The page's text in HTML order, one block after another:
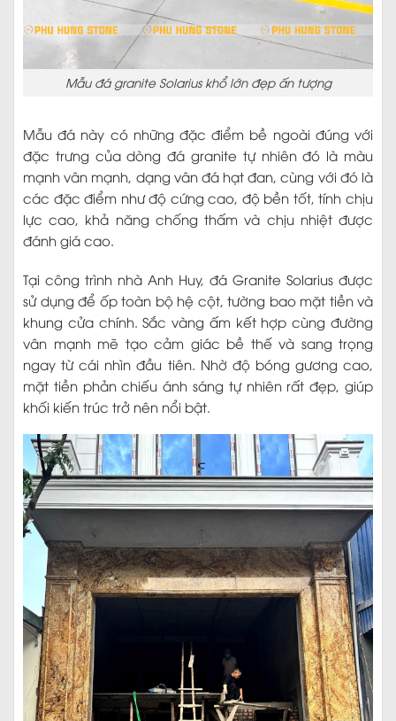
Mẫu đá granite Solarius khổ lớn đẹp ấn tượng
Mẫu đá này có những đặc điểm bề ngoài đúng với
đặc trưng của dòng đá granite tự nhiên đó là màu
các đặc điểm như độ cứng cao, độ bền tốt, tính chịu
lực cao, khả năng chống thấm và chịu nhiệt được
đánh giá cao.
Tại công trình nhà Anh Huy, đá Granite Solarius được
sử dụng để ốp toàn bộ hệ cột, tường bao mặt tiền và
khung cửa chính. Sắc vàng ấm kết hợp cùng đường
ngay từ cái nhìn đầu tiên. Nhờ độ bóng gương cao,
mặt tiền phản chiếu ánh sáng tự nhiên rất đẹp, giúp
khối kiến trúc trở nên nổi bật.